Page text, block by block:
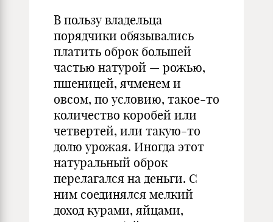
В пользу владельца
порядчики обязывались
платить оброк большей
частью натурой — рожью,
пшеницей, ячменем и
овсом, по условию, такое-то
количество коробей или
четвертей, или такую-то
долю урожая. Иногда этот
натуральный оброк
перелагался на деньги. С
ним соединялся мелкий
доход курами, яйцами,